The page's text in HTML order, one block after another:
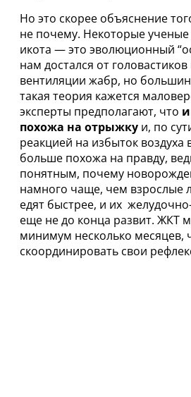
Но это скорее объяснение
не почему. Некоторые ученые
икота — это эволюционный
нам достался от
вентиляции жабр, но
такая теория кажется
эксперты предполагают, что
похожа на отрыжку и, по
реакцией на избыток воздуха
больше похожа на правду,
понятным, почему
намного чаще, чем взрослые
едят быстрее, и их
еще не до конца развит. ЖКТ
минимум несколько месяцев,
скоординировать свои